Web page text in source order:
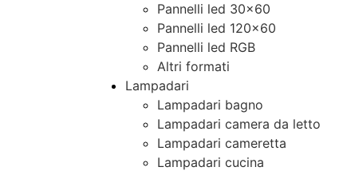
Pannelli led 30×60
Pannelli led 120×60
Pannelli led RGB
Altri formati
Lampadari
Lampadari bagno
Lampadari camera da letto
Lampadari cameretta
Lampadari cucina